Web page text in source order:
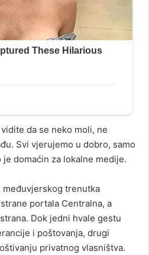
da se neko moli, ne
Svi vjerujemo u dobro, samo
je domaćin za lokalne medije.
trenutka
portala Centralna, a
Dok jedni hvale gestu
i poštovanja, drugi
privatnog vlasništva.